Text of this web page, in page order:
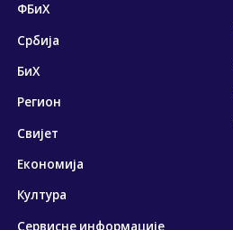
ФБиХ
Србија
БиХ
Регион
Свијет
Економија
Култура
Сервисне информације